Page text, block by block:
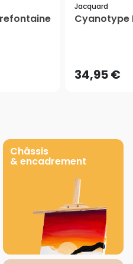
Jacquard
Cyanotype
34,95 €
Châssis
& encadrement